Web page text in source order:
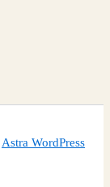
Astra WordPress